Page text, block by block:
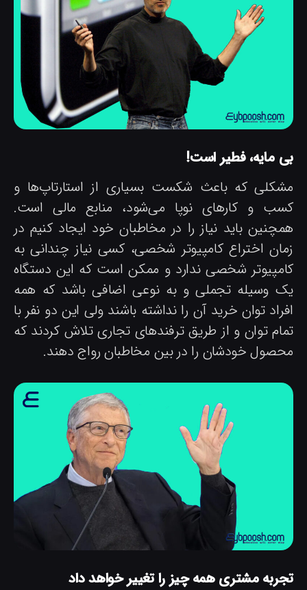
مایه، فطیر است!
که باعث شکست بسیاری از استارتاپ‌ها و
و کارهای نوپا می‌شود، منابع مالی است.
باید نیاز را در مخاطبان خود ایجاد کنیم در
اختراع کامپیوتر شخصی، کسی نیاز چندانی به
شخصی ندارد و ممکن است که این دستگاه
وسیله تجملی و به نوعی اضافی باشد که همه
توان خرید آن را نداشته باشند ولی این دو نفر با
توان و از طریق ترفندهای تجاری تلاش کردند که
خودشان را در بین مخاطبان رواج دهند.
مشتری همه چیز را تغییر خواهد داد